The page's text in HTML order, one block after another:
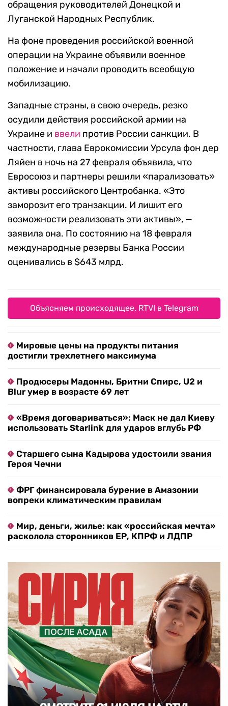
обращения руководителей Донецкой и
Луганской Народных Республик.
На фоне проведения российской военной
операции на Украине объявили военное
положение и начали проводить всеобщую
мобилизацию.
Западные страны, в свою очередь, резко
осудили действия российской армии на
Украине и ввели против России санкции. В
частности, глава Еврокомиссии Урсула фон дер
Ляйен в ночь на 27 февраля объявила, что
Евросоюз и партнеры решили «парализовать»
активы российского Центробанка. «Это
заморозит его транзакции. И лишит его
возможности реализовать эти активы», —
заявила она. По состоянию на 18 февраля
международные резервы Банка России
оценивались в $643 млрд.
Объясняем происходящее. RTVI в Telegram
Мировые цены на продукты питания
достигли трехлетнего максимума
Продюсеры Мадонны, Бритни Спирс, U2 и
Blur умер в возрасте 69 лет
«Время договариваться»: Маск не дал Киеву
использовать Starlink для ударов вглубь РФ
Старшего сына Кадырова удостоили звания
Героя Чечни
ФРГ финансировала бурение в Амазонии
вопреки климатическим правилам
Мир, деньги, жилье: как «российская мечта»
расколола сторонников ЕР, КПРФ и ЛДПР